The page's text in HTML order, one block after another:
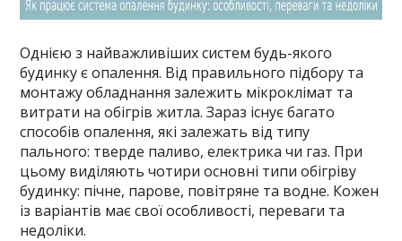
Однією з найважливіших систем будь-якого
будинку є опалення. Від правильного підбору та
монтажу обладнання залежить мікроклімат та
витрати на обігрів житла. Зараз існує багато
способів опалення, які залежать від типу
пального: тверде паливо, електрика чи газ. При
цьому виділяють чотири основні типи обігріву
будинку: пічне, парове, повітряне та водне. Кожен
із варіантів має свої особливості, переваги та
недоліки.